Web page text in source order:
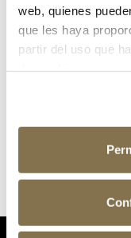
web, quienes
que les haya
partir del uso que